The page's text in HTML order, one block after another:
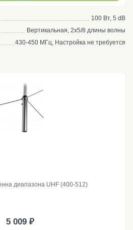
100 Вт, 5 dB
Вертикальная, 2x5/8 длины волны
430-450 МГц, Настройка не требуется
диапазона UHF (400-512)
5 009 ₽